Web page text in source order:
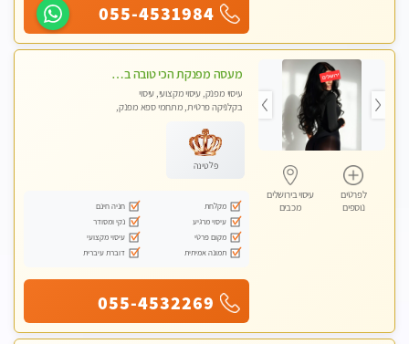
055-4531984
לפרטים
נוספים
עיסוי בירושלים
מכבים
מעסה מפנקת הכי טובה בעיר במרכז העיר כל סוגי העיסויים מעסה מקצועית ואיכותית פרטי!!!מומלץ לחלוטין!!
עיסוי מפנק, עיסוי מקצועי, עיסוי
בקלניקה פרטית, מתחמי ספא מפנק,
פלטינה
מקלחת
חניה חינם
עיסוי מרגיע
נקי ומסודר
מקום פרטי
עיסוי מקצועי
תמונה אמיתית
דוברת עיברית
055-4532269